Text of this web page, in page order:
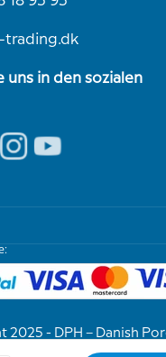
trading.dk
uns in den sozialen
2025 - DPH – Danish